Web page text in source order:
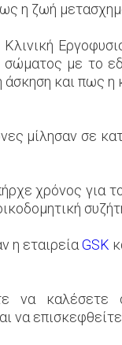
η ζωή
Κλινική
με το
άσκηση και πως η
μίλησαν σε
χρόνος για
η εταιρείαGSK
να
να